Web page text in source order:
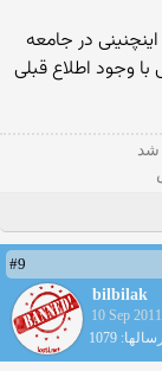
در جامعه
وجود اطلاع قبلی
شد
#9
bilbilak
10 Sep
ارسالها: 1079